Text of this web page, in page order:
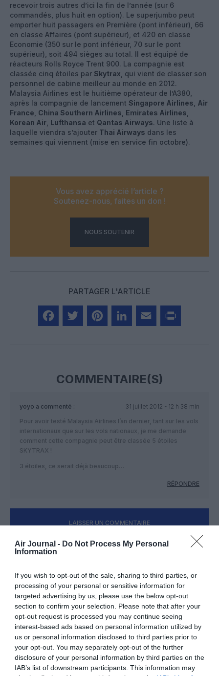
Air Journal - Do Not Process My Personal
Information
If you wish to opt-out of the sale, sharing to third parties, or
processing of your personal or sensitive information for
targeted advertising by us, please use the below opt-out
section to confirm your selection. Please note that after your
opt-out request is processed you may continue seeing
interest-based ads based on personal information utilized by
us or personal information disclosed to third parties prior to
your opt-out. You may separately opt-out of the further
disclosure of your personal information by third parties on the
IAB’s list of downstream participants. This information may
recevoir trois autres d’ici la fin de l’année (sur 6
commandés, plus huit en option). Le superjumbo peut
emporter huit passagers en Première (pont inférieur), 66
en classe Affaires (pont supérieur), et 420 en classe
Economie (350 sur le pont inférieur, 70 sur le pont
supérieur), soit 494 sièges au total. Il est équipé de
réacteurs Rolls Royce Trent 900. La compagnie est
classée cinq étoiles par Skytrax , qui vient de classer son
personnel de cabine meilleur au monde en 2012.
Malaysia Airlines est le huitième opérateur de l’A380,
après la compagnie de lancement Singapore Airlines Air
France China Southern Airlines Emirates Airlines
Korean Air Lufthansa et Qantas Airways. Une liste à
laquelle viendra s’ajouter Thai Airways dans les
semaines qui viennent (mise en service fin octobre).
Vous avez apprécié l’article ?
Soutenez-nous, faites un don !
NOUS SOUTENIR
PARTAGER L'ARTICLE
COMMENTAIRE(S)
yoyo a commenté :
31 juillet 2012 - 12 h 38 min
Pour avoir testé Malaysia Airlines l’an dernier, tant sur les vols
internationaux que sur les vols nationaux, je me demande
comment cette compagnie peut être classée 5 étoiles
SKYTRAX !
3 étoiles, ce serait déjà beaucoup…
RÉPONDRE
LAISSER UN COMMENTAIRE
Appel aux lecteurs !
Soutenez Air Journal participezà son
développement !
NOUS SOUTENIR